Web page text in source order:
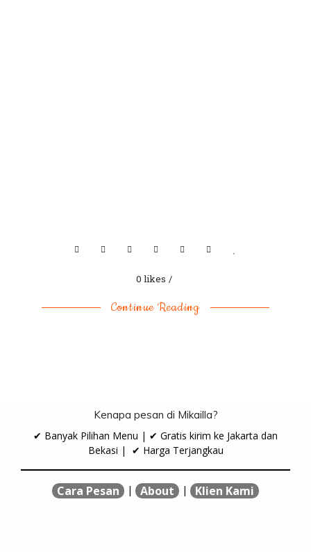
0 likes
Continue Reading
Kenapa pesan di Mikailla?
✔ Banyak Pilihan Menu | ✔ Gratis kirim ke Jakarta dan
Bekasi | ✔ Harga Terjangkau
Cara Pesan | About | Klien Kami